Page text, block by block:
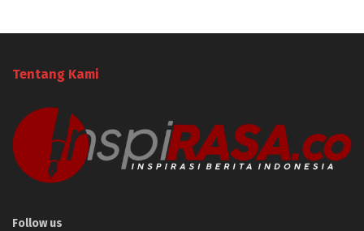
Tentang Kami
Follow us